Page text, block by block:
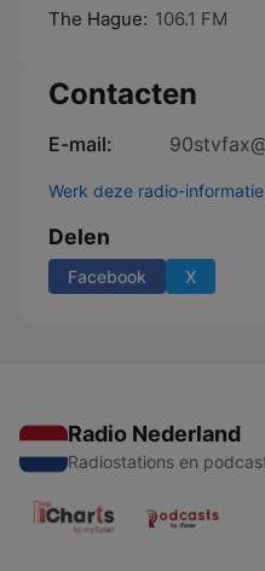
The Hague: 106.1 FM
Contacten
E-mail:
Werk deze radio-
Delen
Facebook X
Radio Nederland
Radiostations en